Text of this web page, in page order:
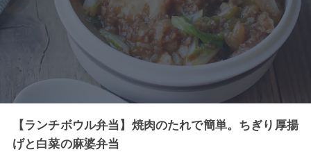
【ランチボウル弁当】焼肉のたれで簡単。ちぎり厚揚
げと白菜の麻婆弁当